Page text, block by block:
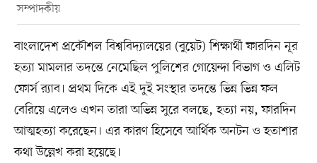
সম্পাদকীয়
বাংলাদেশ প্রকৌশল বিশ্ববিদ্যালয়ের (বুয়েট) শিক্ষার্থী ফারদিন নূর
হত্যা মামলার তদন্তে নেমেছিল পুলিশের গোয়েন্দা বিভাগ ও এলিট
ফোর্স র‍্যাব। প্রথম দিকে এই দুই সংস্থার তদন্তে ভিন্ন ভিন্ন ফল
বেরিয়ে এলেও এখন তারা অভিন্ন সুরে বলছে, হত্যা নয়, ফারদিন
আত্মহত্যা করেছেন। এর কারণ হিসেবে আর্থিক অনটন ও হতাশার
কথা উল্লেখ করা হয়েছে।